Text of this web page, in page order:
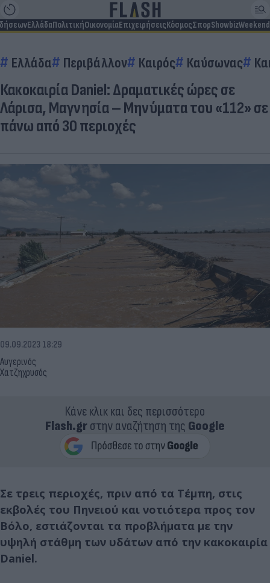
ΕλλάδαΠολιτικήΟικονομίαΕπιχειρήσειςΚόσμοςΣπορShowbizWeekend
Ελλάδα Περιβάλλον Καιρός Καύσωνας
Κακοκαιρία Daniel: Δραματικές ώρες σε
Λάρισα, Μαγνησία – Μηνύματα του «112» σε
πάνω από 30 περιοχές
Αυγερινός
Χατζηχρυσός
09.09.2023 18:29
Κάνε κλικ και δες περισσότερο
Flash.grστην αναζήτηση της Google
Σε τρεις περιοχές, πριν από τα Τέμπη, στις
εκβολές του Πηνειού και νοτιότερα προς τον
Βόλο, εστιάζονται τα προβλήματα με την
υψηλή στάθμη των υδάτων από την κακοκαιρία
Daniel.